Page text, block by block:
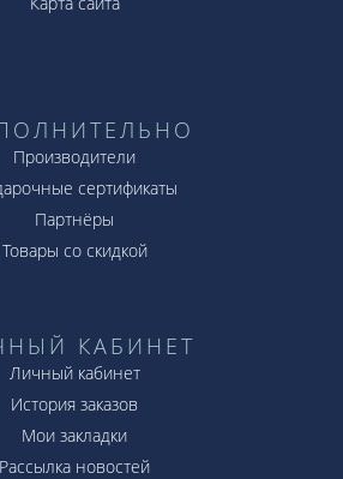
Производители
сертификаты
Партнёры
Товары со скидкой
КАБИНЕТ
Личный кабинет
История заказов
Мои закладки
Рассылка новостей